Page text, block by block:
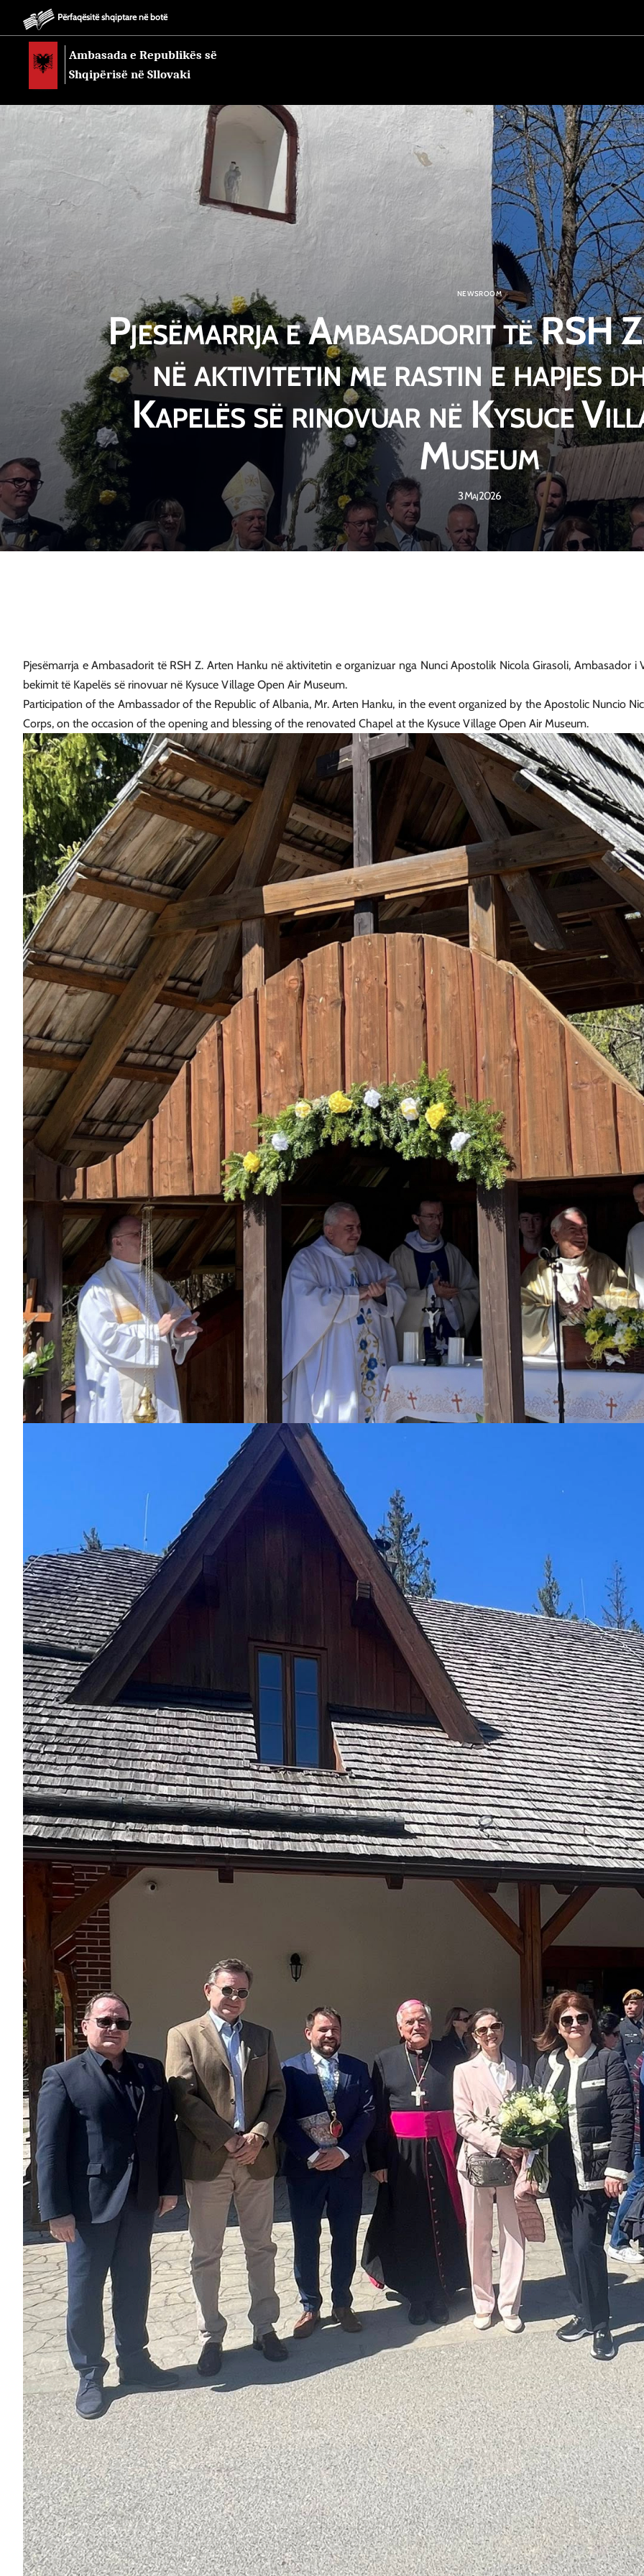
Përfaqësitë shqiptare në botë
Ambasada e Republikës së
Shqipërisë në Sllovaki
NEWSROOM
Pjesëmarrja e Ambasadorit të RSH
në aktivitetin me rastin e hapjes
Kapelës së rinovuar në Kysuce
Museum
3 Maj 2026
Pjesëmarrja e Ambasadorit të RSH Z. Arten Hanku në aktivitetin e organizuar nga Nunci Apostolik Nicola Girasoli,
bekimit të Kapelës së rinovuar në Kysuce Village Open Air Museum.
Participation of the Ambassador of the Republic of Albania, Mr. Arten Hanku, in the event organized by the Apostolic Nuncio
Corps, on the occasion of the opening and blessing of the renovated Chapel at the Kysuce Village Open Air Museum.